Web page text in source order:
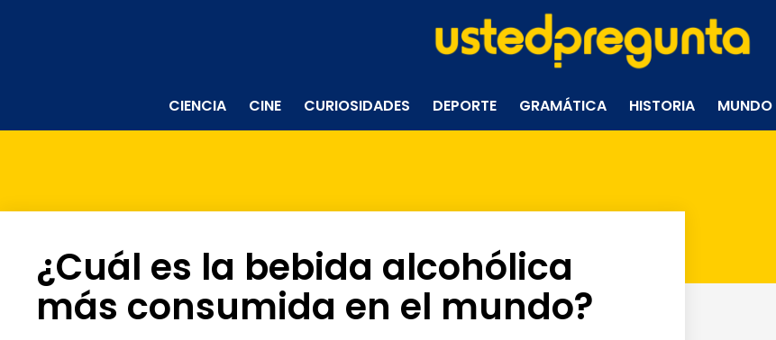
CIENCIA CINE CURIOSIDADES DEPORTE GRAMÁTICA HISTORIA MUNDO
¿Cuál es la bebida alcohólica
más consumida en el mundo?